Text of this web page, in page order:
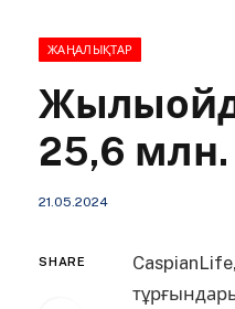
ЖАҢАЛЫҚТАР
25,6 млн.
21.05.2024
SHARE